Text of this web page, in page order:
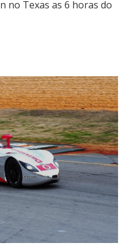
no Texas as 6 horas do